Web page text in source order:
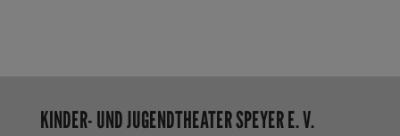
KINDER- UND JUGENDTHEATER SPEYER E. V.